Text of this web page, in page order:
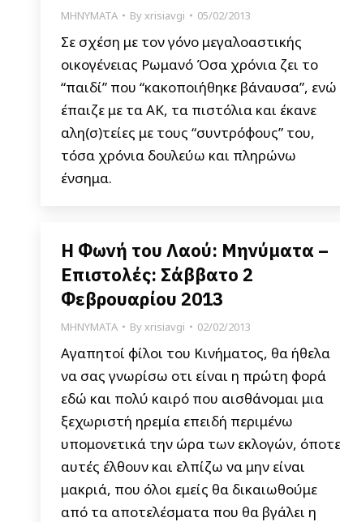
ΜΗΝΥΜΑΤΑ Byxrisiavgi 05/02/2013
Σε σχέση με τον γόνο μεγαλοαστικής
οικογένειας Ρωμανό Όσα χρόνια ζει το
“παιδί” που “κακοποιήθηκε βάναυσα”, ενώ
έπαιζε με τα ΑΚ, τα πιστόλια και έκανε
αλη(σ)τείες με τους “συντρόφους” του,
τόσα χρόνια δουλεύω και πληρώνω
ένσημα.
Η Φωνή του Λαού: Μηνύματα –
Επιστολές: Σάββατο 2
Φεβρουαρίου 2013
ΜΗΝΥΜΑΤΑ Byxrisiavgi 02/02/2013
Αγαπητοί φίλοι του Κινήματος, θα ήθελα
να σας γνωρίσω οτι είναι η πρώτη φορά
εδώ και πολύ καιρό που αισθάνομαι μια
ξεχωριστή ηρεμία επειδή περιμένω
υπομονετικά την ώρα των εκλογών, όποτε
αυτές έλθουν και ελπίζω να μην είναι
μακριά, που όλοι εμείς θα δικαιωθούμε
από τα αποτελέσματα που θα βγάλει η